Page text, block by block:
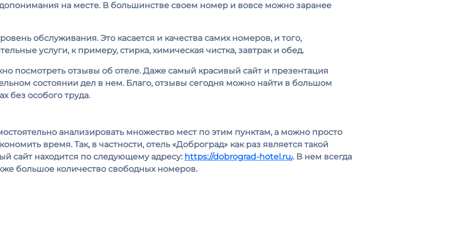
на месте. В большинстве своем номер и вовсе можно заранее
обслуживания. Это касается и качества самих номеров, и того,
услуги, к примеру, стирка, химическая чистка, завтрак и обед.
посмотреть отзывы об отеле. Даже самый красивый сайт и презентация
состоянии дел в нем. Благо, отзывы сегодня можно найти в большом
без особого труда.
анализировать множество мест по этим пунктам, а можно просто
время. Так, в частности, отель «Доброград» как раз является такой
сайт находится по следующему адресу: https://dobrograd-hotel.ru/. В нем всегда
большое количество свободных номеров.